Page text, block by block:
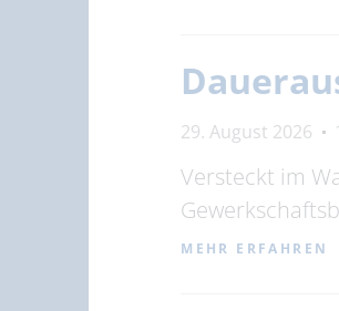
29. August 2026
Versteckt im
MEHR ERFAHREN